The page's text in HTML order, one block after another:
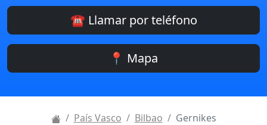
☎️ Llamar por teléfono
📍 Mapa
País Vasco Bilbao Gernikes